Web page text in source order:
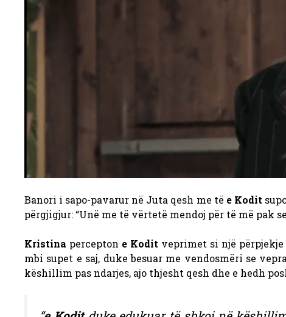
Banori i sapo-pavarur në Juta qesh me të e Kodit
përgjigjur: “Unë me të vërtetë mendoj për të më pak
Kristina percepton e Kodit veprimet si një
mbi supet e saj, duke besuar me vendosmëri se
këshillim pas ndarjes, ajo thjesht qesh dhe e hedh